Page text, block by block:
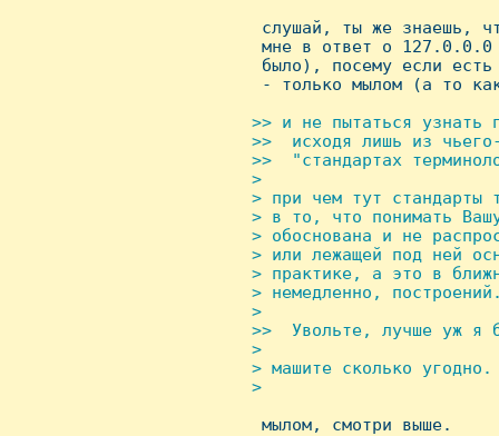
слушай, ты же знаешь,
мне в ответ о
было), посему если
- только мылом (а то
>> и не пытаться узнать
>>  исходя лишь из
>>  "стандартах
>
> при чем тут стандарты
> в то, что понимать
> обоснована и не
> или лежащей под ней
> практике, а это в
> немедленно,
>
>>  Увольте, лучше уж я
>
> машите сколько
>
мылом, смотри выше.